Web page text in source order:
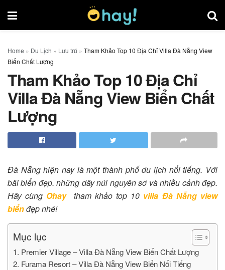
Home » Du Lịch » Lưu trú » Tham Khảo Top 10 Địa Chỉ Villa Đà Nẵng View
Biển Chất Lượng
Tham Khảo Top 10 Địa Chỉ
Villa Đà Nẵng View Biển Chất
Lượng
Đà Nẵng hiện nay là một thành phố du lịch nổi tiếng. Với
bãi biển đẹp. những dãy núi nguyên sơ và nhiều cảnh đẹp.
Hãy cùng Ohaytham khảo top 10 villa Đà Nẵng view
biểnđẹp nhé!
Mục lục
1. Premier Village – Villa Đà Nẵng View Biển Chất Lượng
2. Furama Resort – Villa Đà Nẵng View Biển Nổi Tiếng